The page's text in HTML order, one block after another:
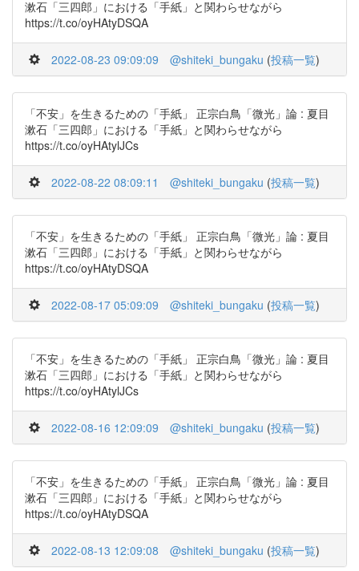
漱石「三四郎」における「手紙」と関わらせながら
https://t.co/oyHAtyDSQA
2022-08-23 09:09:09 @shiteki_bungaku (投稿一覧)
「不安」を生きるための「手紙」 正宗白鳥「微光」論 : 夏目
漱石「三四郎」における「手紙」と関わらせながら
https://t.co/oyHAtylJCs
2022-08-22 08:09:11 @shiteki_bungaku (投稿一覧)
「不安」を生きるための「手紙」 正宗白鳥「微光」論 : 夏目
漱石「三四郎」における「手紙」と関わらせながら
https://t.co/oyHAtyDSQA
2022-08-17 05:09:09 @shiteki_bungaku (投稿一覧)
「不安」を生きるための「手紙」 正宗白鳥「微光」論 : 夏目
漱石「三四郎」における「手紙」と関わらせながら
https://t.co/oyHAtylJCs
2022-08-16 12:09:09 @shiteki_bungaku (投稿一覧)
「不安」を生きるための「手紙」 正宗白鳥「微光」論 : 夏目
漱石「三四郎」における「手紙」と関わらせながら
https://t.co/oyHAtyDSQA
2022-08-13 12:09:08 @shiteki_bungaku (投稿一覧)